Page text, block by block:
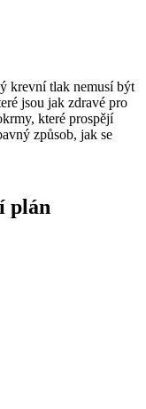
krevní tlak nemusí být
jsou jak zdravé pro
které prospějí
způsob, jak se
plán